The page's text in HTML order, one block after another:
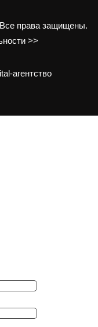
права защищены.
>>
агентство